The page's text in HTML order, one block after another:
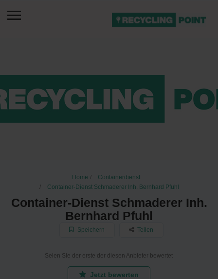
Home
Containerdienst
Container-Dienst Schmaderer Inh. Bernhard Pfuhl
Container-Dienst Schmaderer Inh.
Bernhard Pfuhl
Speichern Teilen
Seien Sie der erste der diesen Anbieter bewertet
Jetzt bewerten